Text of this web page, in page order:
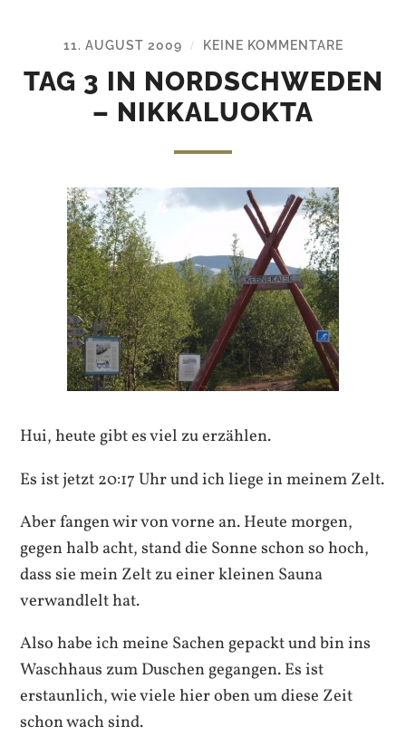
11. AUGUST 2009 / KEINE KOMMENTARE
TAG 3 IN NORDSCHWEDEN
– NIKKALUOKTA
Hui, heute gibt es viel zu erzählen.
Es ist jetzt 20:17 Uhr und ich liege in meinem Zelt.
Aber fangen wir von vorne an. Heute morgen,
gegen halb acht, stand die Sonne schon so hoch,
dass sie mein Zelt zu einer kleinen Sauna
verwandlelt hat.
Also habe ich meine Sachen gepackt und bin ins
Waschhaus zum Duschen gegangen. Es ist
erstaunlich, wie viele hier oben um diese Zeit
schon wach sind.